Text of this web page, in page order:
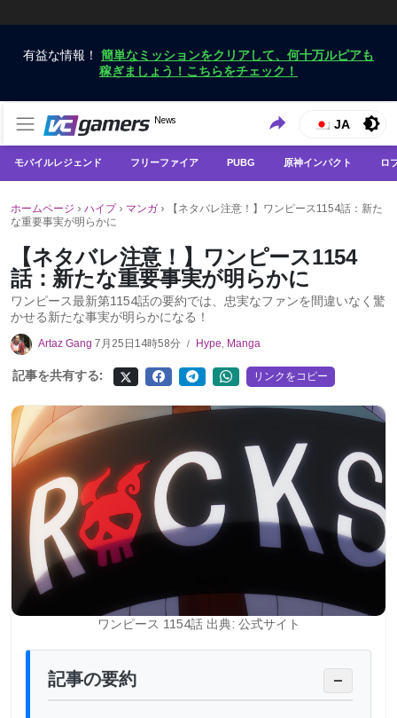
有益な情報！ 簡単なミッションをクリアして、何十万ルピアも
稼ぎましょう！こちらをチェック！
VCGamers ニュース
News
VCGamersだけで最新のゲームニュースを入手
JA
モバイルレジェンド フリーファイア PUBG 原神インパクト ロ
ホームページ › ハイプ› マンガ ›
【ネタバレ注意！】ワンピース1154話：新た
な重要事実が明らかに
【ネタバレ注意！】ワンピース1154
話：新たな重要事実が明らかに
ワンピース最新第1154話の要約では、忠実なファンを間違いなく驚
かせる新たな事実が明らかになる！
Artaz Gang 7月25日14時58分 / Hype, Manga
記事を共有する: リンクをコピー
ワンピース 1154話 出典: 公式サイト
記事の要約 −